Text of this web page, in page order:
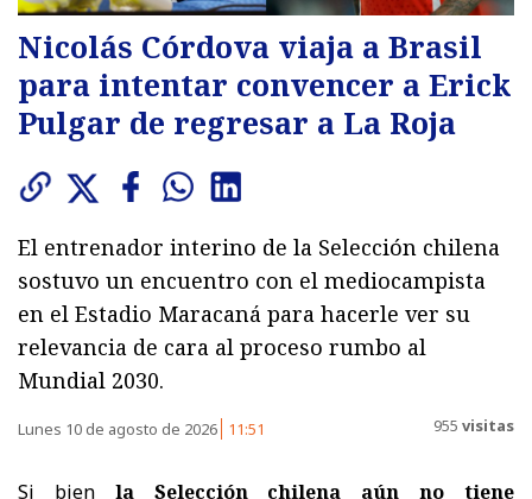
Nicolás Córdova viaja a Brasil
para intentar convencer a Erick
Pulgar de regresar a La Roja
El entrenador interino de la Selección chilena
sostuvo un encuentro con el mediocampista
en el Estadio Maracaná para hacerle ver su
relevancia de cara al proceso rumbo al
Mundial 2030.
Lunes 10 de agosto de 2026 11:51 955 visitas
Si bien la Selección chilena aún no tiene